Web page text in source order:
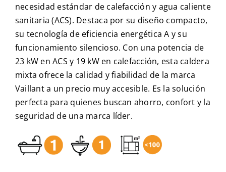
necesidad estándar de calefacción y agua caliente
sanitaria (ACS). Destaca por su diseño compacto,
su tecnología de eficiencia energética A y su
funcionamiento silencioso. Con una potencia de
23 kW en ACS y 19 kW en calefacción, esta caldera
mixta ofrece la calidad y fiabilidad de la marca
Vaillant a un precio muy accesible. Es la solución
perfecta para quienes buscan ahorro, confort y la
seguridad de una marca líder.